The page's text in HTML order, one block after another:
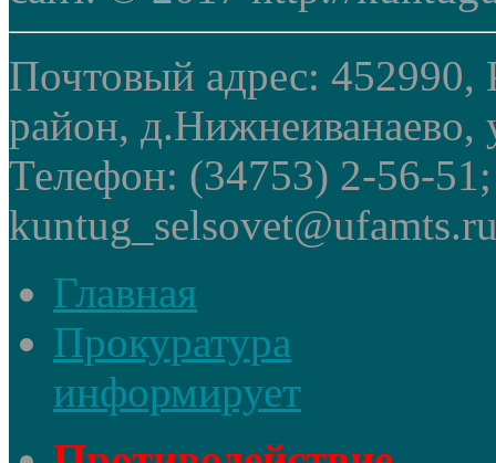
Почтовый адрес: 452990,
район, д.Нижнеиванаево,
Телефон: (34753) 2-56-
Главная
Прокуратура
информирует